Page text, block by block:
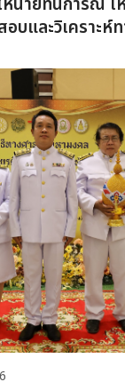
บและวิเคราะห์ท
นื่องในโอกาสวั
อ เจ้าฟ้าทีปังก
าชกุมาร วันที่
วัดพิษณุโลก เป็นป
ณุโลก